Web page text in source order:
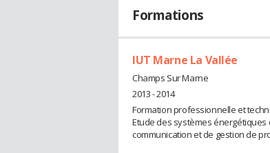
Formations
IUT Marne La Vallée
Champs Sur Marne
2013 - 2014
Formation professionnelle et
Etude des systèmes énergétiques
communication et de gestion de